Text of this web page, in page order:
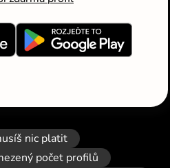
nic platit
počet profilů